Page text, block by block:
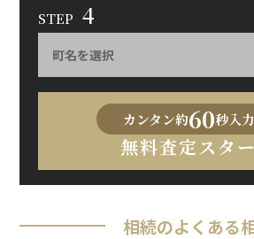
STEP 4
カンタン約60秒入力
無料査定スタ
相続のよくある